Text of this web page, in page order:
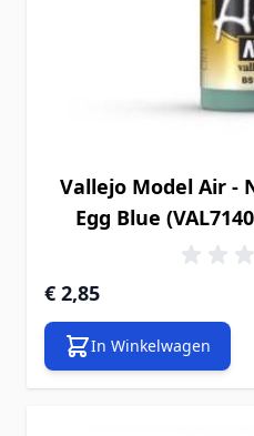
Vallejo Model Air -
Egg Blue
€ 2,85
In Winkelwagen